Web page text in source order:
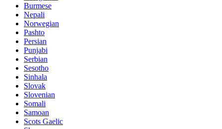
Burmese
Nepali
Norwegian
Pashto
Persian
Punjabi
Serbian
Sesotho
Sinhala
Slovak
Slovenian
Somali
Samoan
Scots Gaelic